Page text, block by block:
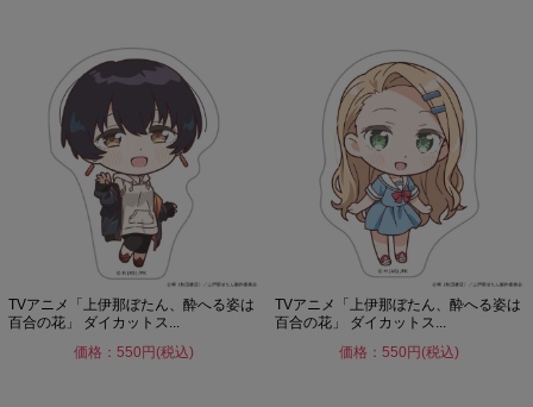
TVアニメ「上伊那ぼたん、酔へる姿は
百合の花」 ダイカットス...
価格：550円(税込)
TVアニメ「上伊那ぼたん、酔へる姿は
百合の花」 ダイカットス...
価格：550円(税込)